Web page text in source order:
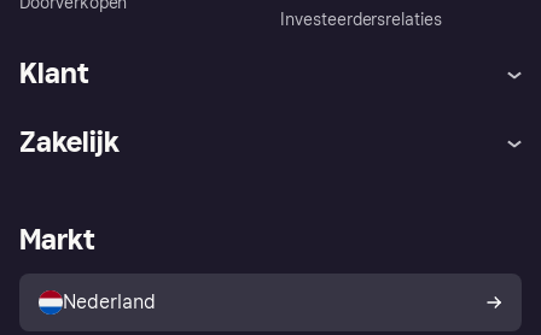
Investeerdersrelaties
Klant
Winkeloverzicht
Kopersbescherming voor
consumenten
Zakelijk
Zakelijke login
Markt
Nederland